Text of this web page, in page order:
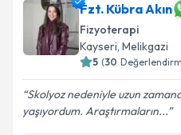
Fzt. Kübra Akın
Fizyoterapi
Kayseri, Melikgazi
5 (30
Skolyoz nedeniyle uzun
yaşıyordum. Araştırmaların...